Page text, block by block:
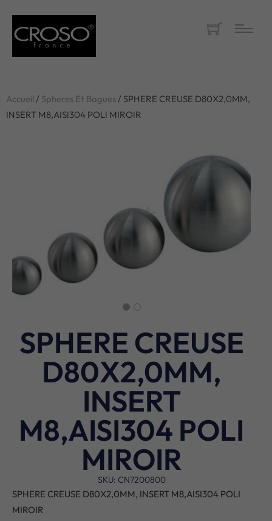
Accueil / Spheres Et Bagues/ SPHERE CREUSE D80X2,0MM,
INSERT M8,AISI304 POLI MIROIR
SPHERE CREUSE
D80X2,0MM,
INSERT
M8,AISI304 POLI
MIROIR
SKU: CN7200800
SPHERE CREUSE D80X2,0MM, INSERT M8,AISI304 POLI
MIROIR